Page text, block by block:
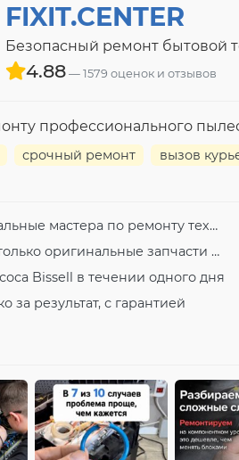
FIXIT.CENTER
Безопасный ремонт бытовой
4.88 1579 оценок и отзывов
профессионального
срочный ремонт вызов
мастера по ремонту техники Bissel
оригинальные запчасти к пылесосам Bissel
Bissell в течении одного дня
за результат, с гарантией